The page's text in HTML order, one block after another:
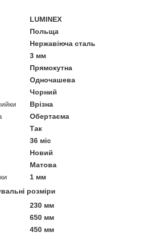
LUMINEX
Польща
Нержавіюча сталь
3 мм
Прямокутна
Одночашева
Чорний
Врізна
Обертаєма
Так
36 міс
Новий
Матова
1 мм
розміри
230 мм
650 мм
450 мм